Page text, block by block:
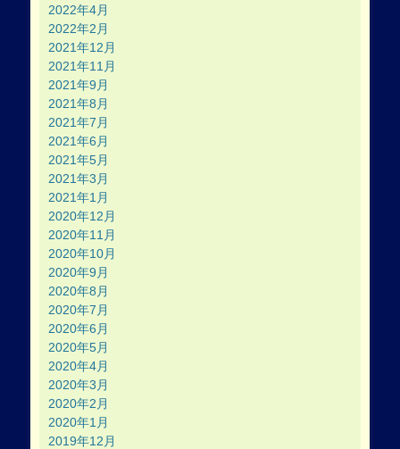
2022年4月
2022年2月
2021年12月
2021年11月
2021年9月
2021年8月
2021年7月
2021年6月
2021年5月
2021年3月
2021年1月
2020年12月
2020年11月
2020年10月
2020年9月
2020年8月
2020年7月
2020年6月
2020年5月
2020年4月
2020年3月
2020年2月
2020年1月
2019年12月